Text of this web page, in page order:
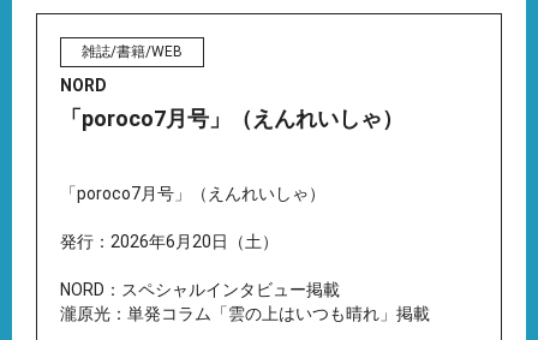
雑誌/書籍/WEB
NORD
「poroco7月号」（えんれいしゃ）
「poroco7月号」（えんれいしゃ）
発行：2026年6月20日（土）
NORD：スペシャルインタビュー掲載
瀧原光：単発コラム「雲の上はいつも晴れ」掲載